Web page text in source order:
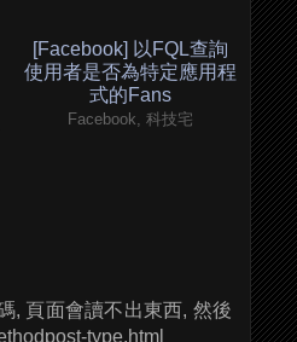
[Facebook] 以FQL查詢
使用者是否為特定應用程
式的Fans
Facebook, 科技宅
, 頁面會讀不出東西, 然後
type.html